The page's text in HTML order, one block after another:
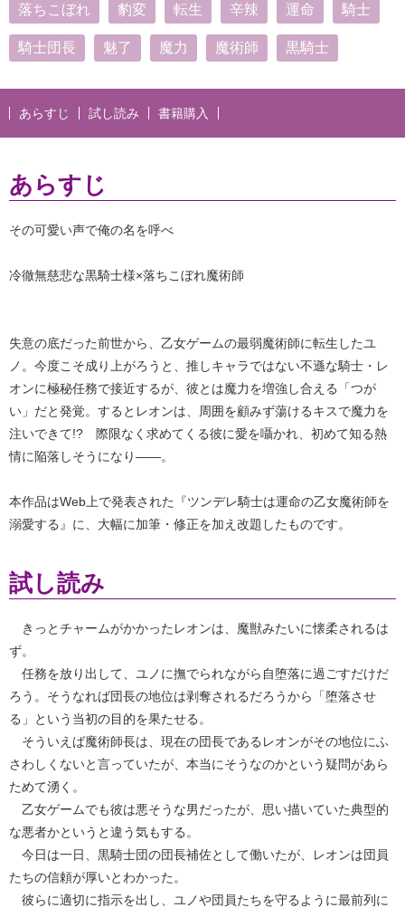
落ちこぼれ 豹変 転生 辛辣 運命 騎士
騎士団長 魅了 魔力 魔術師 黒騎士
あらすじ 試し読み 書籍購入
あらすじ
その可愛い声で俺の名を呼べ
冷徹無慈悲な黒騎士様×落ちこぼれ魔術師
失意の底だった前世から、乙女ゲームの最弱魔術師に転生したユ
ノ。今度こそ成り上がろうと、推しキャラではない不遜な騎士・レ
オンに極秘任務で接近するが、彼とは魔力を増強し合える「つが
い」だと発覚。するとレオンは、周囲を顧みず蕩けるキスで魔力を
注いできて!? 際限なく求めてくる彼に愛を囁かれ、初めて知る熱
情に陥落しそうになり――。
本作品はWeb上で発表された『ツンデレ騎士は運命の乙女魔術師を
溺愛する』に、大幅に加筆・修正を加え改題したものです。
試し読み
きっとチャームがかかったレオンは、魔獣みたいに懐柔されるは
ず。
任務を放り出して、ユノに撫でられながら自堕落に過ごすだけだ
ろう。そうなれば団長の地位は剥奪されるだろうから「堕落させ
る」という当初の目的を果たせる。
そういえば魔術師長は、現在の団長であるレオンがその地位にふ
さわしくないと言っていたが、本当にそうなのかという疑問があら
ためて湧く。
乙女ゲームでも彼は悪そうな男だったが、思い描いていた典型的
な悪者かというと違う気もする。
今日は一日、黒騎士団の団長補佐として働いたが、レオンは団員
たちの信頼が厚いとわかった。
彼らに適切に指示を出し、ユノや団員たちを守るように最前列に